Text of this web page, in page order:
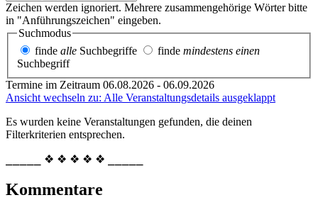
Zeichen werden ignoriert. Mehrere zusammengehörige Wörter bitte
in "Anführungszeichen" eingeben.
Suchmodus
finde alle Suchbegriffe finde mindestens einen
Suchbegriff
Termine im Zeitraum 06.08.2026 - 06.09.2026
Ansicht wechseln zu: Alle Veranstaltungsdetails ausgeklappt
Es wurden keine Veranstaltungen gefunden, die deinen
Filterkriterien entsprechen.
⎯⎯⎯⎯⎯ ❖ ❖ ❖ ❖ ❖ ⎯⎯⎯⎯⎯
Kommentare